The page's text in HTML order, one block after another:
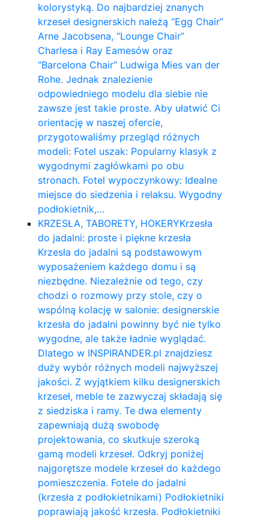
kolorystyką. Do najbardziej znanych
krzeseł designerskich należą “Egg Chair”
Arne Jacobsena, “Lounge Chair”
Charlesa i Ray Eamesów oraz
“Barcelona Chair” Ludwiga Mies van der
Rohe. Jednak znalezienie
odpowiedniego modelu dla siebie nie
zawsze jest takie proste. Aby ułatwić Ci
orientację w naszej ofercie,
przygotowaliśmy przegląd różnych
modeli: Fotel uszak: Popularny klasyk z
wygodnymi zagłówkami po obu
stronach. Fotel wypoczynkowy: Idealne
miejsce do siedzenia i relaksu. Wygodny
podłokietnik,…
KRZESŁA, TABORETY, HOKERYKrzesła
do jadalni: proste i piękne krzesła
Krzesła do jadalni są podstawowym
wyposażeniem każdego domu i są
niezbędne. Niezależnie od tego, czy
chodzi o rozmowy przy stole, czy o
wspólną kolację w salonie: designerskie
krzesła do jadalni powinny być nie tylko
wygodne, ale także ładnie wyglądać.
Dlatego w INSPIRANDER.pl znajdziesz
duży wybór różnych modeli najwyższej
jakości. Z wyjątkiem kilku designerskich
krzeseł, meble te zazwyczaj składają się
z siedziska i ramy. Te dwa elementy
zapewniają dużą swobodę
projektowania, co skutkuje szeroką
gamą modeli krzeseł. Odkryj poniżej
najgorętsze modele krzeseł do każdego
pomieszczenia. Fotele do jadalni
(krzesła z podłokietnikami) Podłokietniki
poprawiają jakość krzesła. Podłokietniki